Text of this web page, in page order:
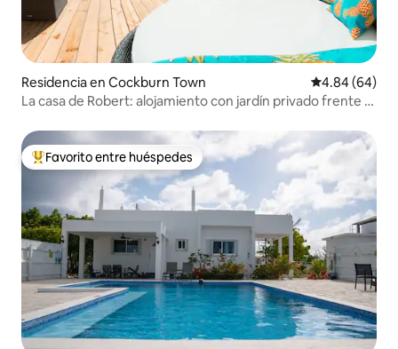
Residencia en Cockburn Town Calificación
4.84 (64)
La casa de Robert: alojamiento con jardín privado frente a
De los mejores en Favorito entre huéspedes
Favorito entre huéspedes